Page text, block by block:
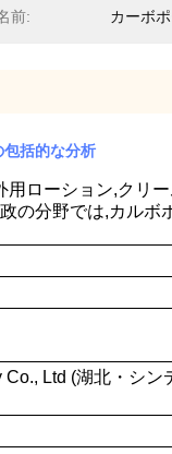
前: カーボ
括的な分析
ローション,クリ
の分野では,カル
Ltd (湖北・シン